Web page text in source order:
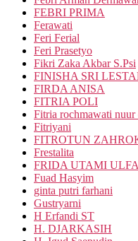
FEBRI PRIMA
Ferawati
Feri Ferial
Feri Prasetyo
Fikri Zaka Akbar S.Psi
FINISHA SRI
FIRDA ANISA
FITRIA POLI
Fitria rochmawati nuur
Fitriyani
FITROTUN
Frestalita
FRIDA UTAMI
Fuad Hasyim
ginta putri farhani
Gustryarni
H Erfandi ST
H. DJARKASIH